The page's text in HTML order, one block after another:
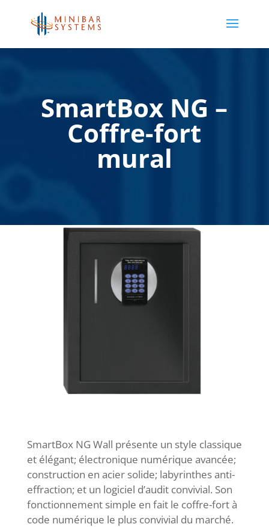
SmartBox NG –
Coffre-fort
mural
SmartBox NG Wall présente un style classique
et élégant; électronique numérique avancée;
construction en acier solide; labyrinthes anti-
effraction; et un logiciel d’audit convivial. Son
fonctionnement simple en fait le coffre-fort à
code numérique le plus convivial du marché.